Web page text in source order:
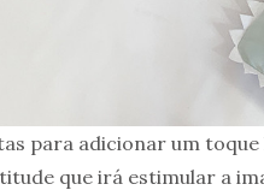
para adicionar um
que irá estimular a